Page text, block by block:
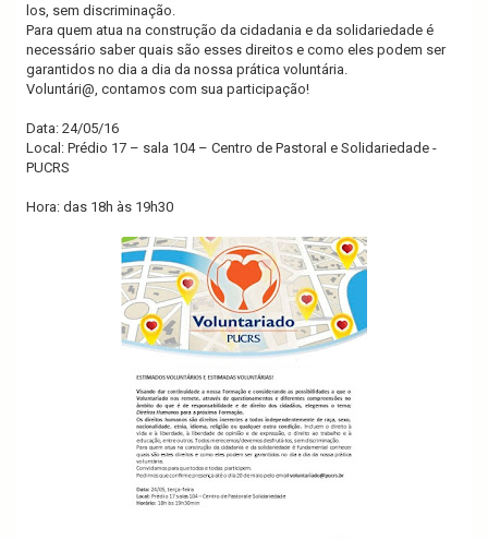
los, sem discriminação.
Para quem atua na construção da cidadania e da solidariedade é
necessário saber quais são esses direitos e como eles podem ser
garantidos no dia a dia da nossa prática voluntária.
Voluntári@, contamos com sua participação!
Data: 24/05/16
Local: Prédio 17 – sala 104 – Centro de Pastoral e Solidariedade -
PUCRS
Hora: das 18h às 19h30